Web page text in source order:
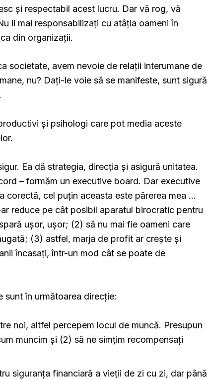
și respectabil acest lucru. Dar vă rog, vă
ii mai responsabilizați cu atâția oameni în
din organizații.
societate, avem nevoie de relații interumane de
nu? Dați-le voie să se manifeste, sunt sigură
și psihologi care pot media aceste
Ea dă strategia, direcția și asigură unitatea.
– formăm un executive board. Dar executive
corectă, cel puțin aceasta este părerea mea …
reduce pe cât posibil aparatul birocratic pentru
ușor, ușor; (2) să nu mai fie oameni care
(3) astfel, marja de profit ar crește și
încasați, într-un mod cât se poate de
sunt în următoarea direcție:
noi, altfel percepem locul de muncă. Presupun
muncim și (2) să ne simțim recompensați
siguranța financiară a vieții de zi cu zi, dar până